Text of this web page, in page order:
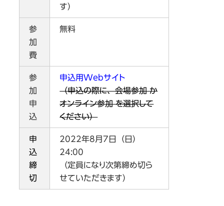
す）
参
加
費
無料
参
加
申
込
申込用Webサイト
（申込の際に、会場参加 か
オンライン参加 を選択して
ください）
申
込
締
切
2022年8月7日（日）
24:00
（定員になり次第締め切ら
せていただきます）